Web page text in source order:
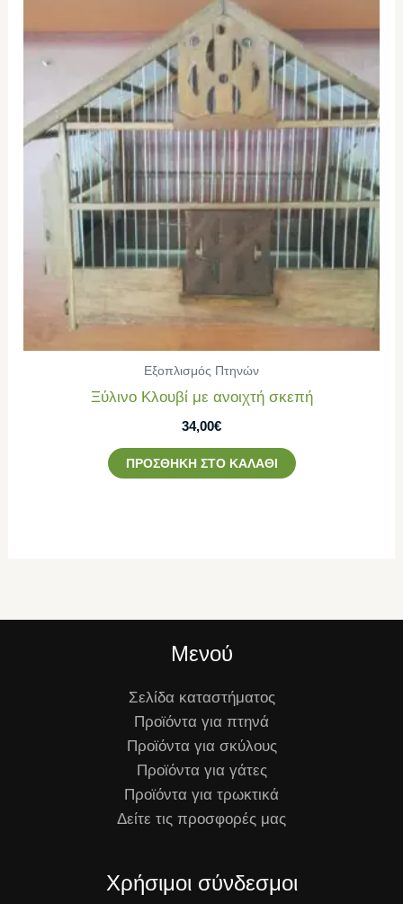
Εξοπλισμός Πτηνών
Ξύλινο Κλουβί με ανοιχτή σκεπή
34,00€
ΠΡΟΣΘΉΚΗ ΣΤΟ ΚΑΛΆΘΙ
Μενού
Σελίδα καταστήματος
Προϊόντα για πτηνά
Προϊόντα για σκύλους
Προϊόντα για γάτες
Προϊόντα για τρωκτικά
Δείτε τις προσφορές μας
Χρήσιμοι σύνδεσμοι